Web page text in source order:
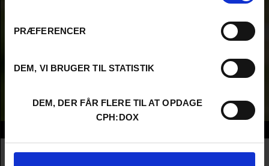
PRÆFERENCER
DEM, VI BRUGER TIL STATISTIK
DEM, DER FÅR FLERE TIL AT OPDAGE
CPH:DOX